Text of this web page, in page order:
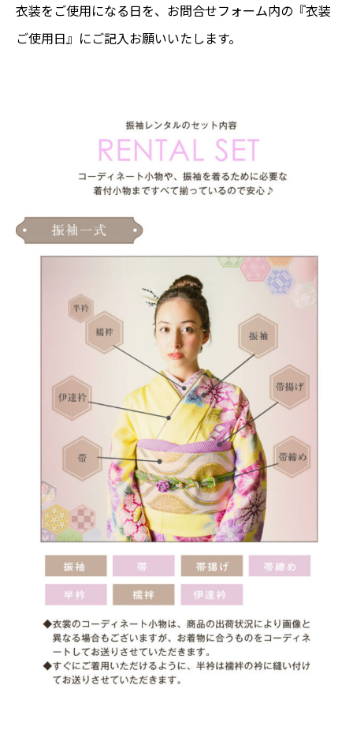
衣装をご使用になる日を、お問合せフォーム内の『衣装
ご使用日』にご記入お願いいたします。